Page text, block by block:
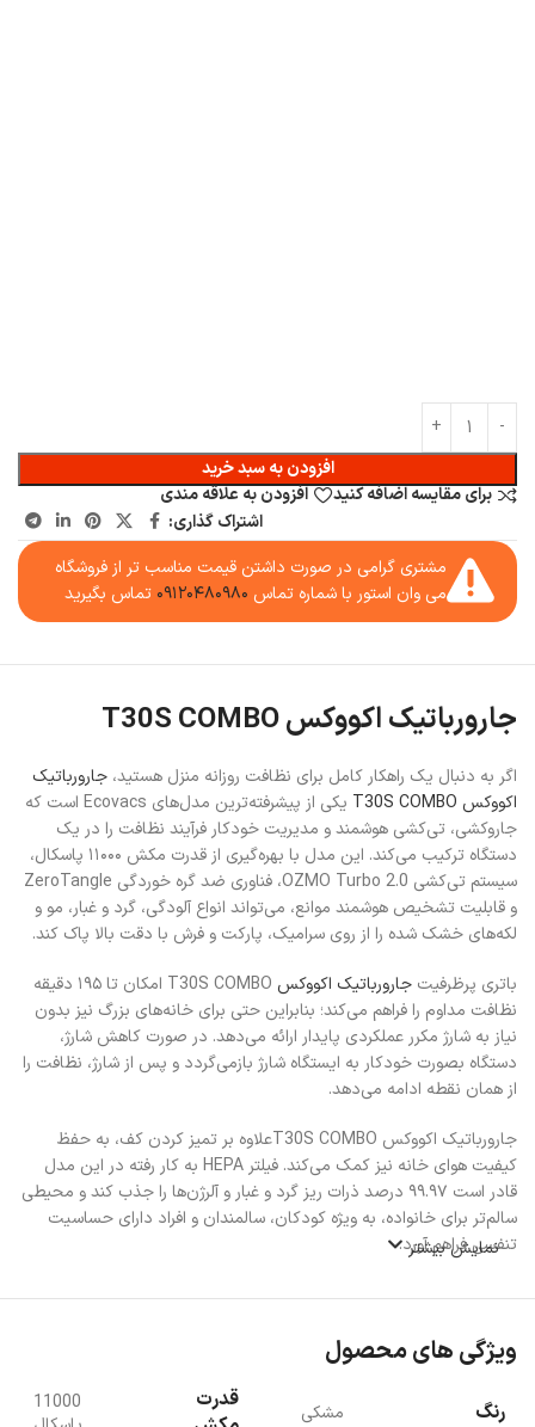
افزودن به سبد خرید
برای مقایسه اضافه کنید
افزودن به علاقه مندی
اشتراک گذاری:
مشتری گرامی در صورت داشتن قیمت مناسب تر از فروشگاه
می وان استور با شماره تماس ۰۹۱۲۰۴۸۰۹۸۰ تماس بگیرید
جارورباتیک اکووکس T30S COMBO
اگر به دنبال یک راهکار کامل برای نظافت روزانه منزل هستید، جارورباتیک
اکووکس T30S COMBO
یکی از پیشرفته‌ترین مدل‌های Ecovacs است که
جاروکشی، تی‌کشی هوشمند و مدیریت خودکار فرآیند نظافت را در یک
دستگاه ترکیب می‌کند. این مدل با بهره‌گیری از قدرت مکش ۱۱۰۰۰ پاسکال،
سیستم تی‌کشی OZMO Turbo 2.0، فناوری ضد گره‌ خوردگی ZeroTangle
و قابلیت تشخیص هوشمند موانع، می‌تواند انواع آلودگی، گرد و غبار، مو و
لکه‌های خشک‌ شده را از روی سرامیک، پارکت و فرش با دقت بالا پاک کند.
باتری پرظرفیت جارورباتیک اکووکس
T30S COMBO امکان تا ۱۹۵ دقیقه
نظافت مداوم را فراهم می‌کند؛ بنابراین حتی برای خانه‌های بزرگ نیز بدون
نیاز به شارژ مکرر عملکردی پایدار ارائه می‌دهد. در صورت کاهش شارژ،
دستگاه بصورت خودکار به ایستگاه شارژ بازمی‌گردد و پس از شارژ، نظافت را
از همان نقطه ادامه می‌دهد.
جارورباتیک اکووکس T30S COMBOعلاوه بر تمیز کردن کف، به حفظ
کیفیت هوای خانه نیز کمک می‌کند. فیلتر HEPA به‌ کار رفته در این مدل
قادر است ۹۹.۹۷ درصد ذرات ریز گرد و غبار و آلرژن‌ها را جذب کند و محیطی
سالم‌تر برای خانواده، به‌ ویژه کودکان، سالمندان و افراد دارای حساسیت
تنفسی فراهم آورد.
همچنین فناوری TrueDetect 3D 3.0 بکار رفته درجارورباتیک اکووکس
موانعی مانند سیم برق، دمپایی، اسباب‌ بازی یا پایه‌های مبلمان را با دقت
می‌دهد.
نمایش بیشتر
ویژگی های محصول
رنگ مشکی
قدرت
11000